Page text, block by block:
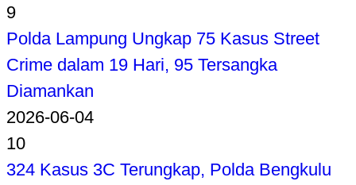
9
Polda Lampung Ungkap 75 Kasus Street
Crime dalam 19 Hari, 95 Tersangka
Diamankan
2026-06-04
10
324 Kasus 3C Terungkap, Polda Bengkulu